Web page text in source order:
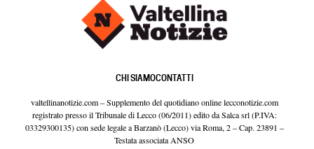
CHI SIAMOCONTATTI
valtellinanotizie.com – Supplemento del quotidiano online lecconotizie.com
registrato presso il Tribunale di Lecco (06/2011) edito da Salca srl (P.IVA:
03329300135) con sede legale a Barzanò (Lecco) via Roma, 2 – Cap. 23891 –
Testata associata ANSO